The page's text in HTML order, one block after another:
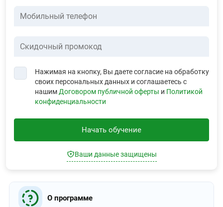
Мобильный телефон
Скидочный промокод
Нажимая на кнопку, Вы даете согласие на обработку
своих персональных данных и соглашаетесь с
нашим Договором публичной оферты и Политикой
конфиденциальности
Начать обучение
Ваши данные защищены
О программе